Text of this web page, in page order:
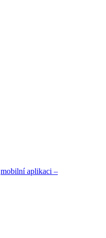
mobilní aplikaci –